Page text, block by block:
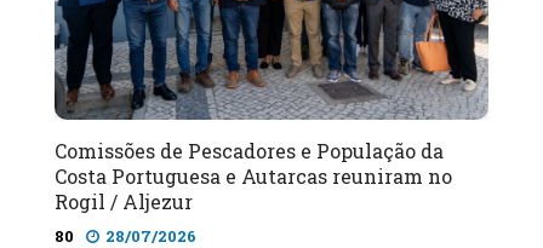
Comissões de Pescadores e População da
Costa Portuguesa e Autarcas reuniram no
Rogil / Aljezur
80 28/07/2026